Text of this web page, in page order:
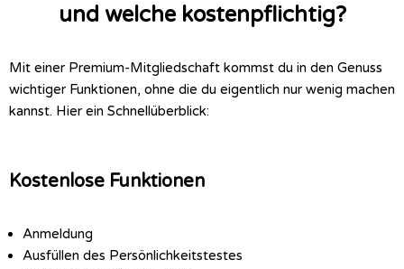
und welche kostenpflichtig?
Mit einer Premium-Mitgliedschaft kommst du in den Genuss
wichtiger Funktionen, ohne die du eigentlich nur wenig machen
kannst. Hier ein Schnellüberblick:
Kostenlose Funktionen
Anmeldung
Ausfüllen des Persönlichkeitstestes